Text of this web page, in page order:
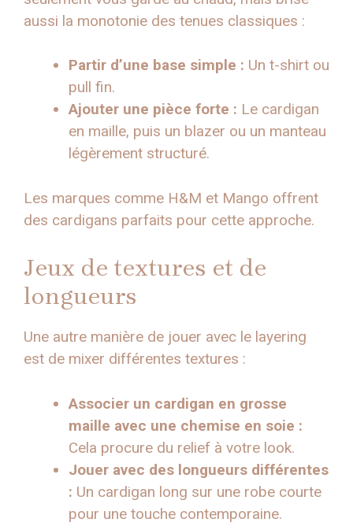
aussi la monotonie des tenues classiques :
Partir d’une base simple : Un t-shirt ou
pull fin.
Ajouter une pièce forte : Le cardigan
en maille, puis un blazer ou un manteau
légèrement structuré.
Les marques comme H&M et Mango offrent
des cardigans parfaits pour cette approche.
Jeux de textures et de
longueurs
Une autre manière de jouer avec le layering
est de mixer différentes textures :
Associer un cardigan en grosse
maille avec une chemise en soie :
Cela procure du relief à votre look.
Jouer avec des longueurs différentes
: Un cardigan long sur une robe courte
pour une touche contemporaine.